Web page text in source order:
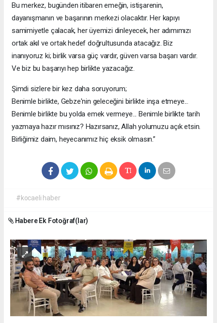
Bu merkez, bugünden itibaren emeğin, istişarenin,
dayanışmanın ve başarının merkezi olacaktır. Her kapıyı
samimiyetle çalacak, her üyemizi dinleyecek, her adımımızı
ortak akıl ve ortak hedef doğrultusunda atacağız. Biz
inanıyoruz ki; birlik varsa güç vardır, güven varsa başarı vardır.
Ve biz bu başarıyı hep birlikte yazacağız.
Şimdi sizlere bir kez daha soruyorum;
Benimle birlikte, Gebze'nin geleceğini birlikte inşa etmeye...
Benimle birlikte bu yolda emek vermeye... Benimle birlikte tarih
yazmaya hazır mısınız? Hazırsanız, Allah yolumuzu açık etsin.
Birliğimiz daim, heyecanımız hiç eksik olmasın.”
#kocaeli haber
Habere Ek Fotoğraf(lar)